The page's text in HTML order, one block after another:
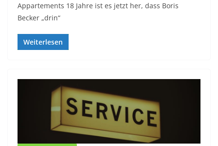
Appartements 18 Jahre ist es jetzt her, dass Boris
Becker „drin“
Weiterlesen